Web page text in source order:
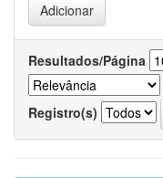
Resultados/Página
Registro(s)